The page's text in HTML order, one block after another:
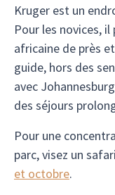
Kruger est un
Pour les novices,
africaine de près
guide, hors des
avec
des séjours
Pour une
parc, visez un
et octobre.